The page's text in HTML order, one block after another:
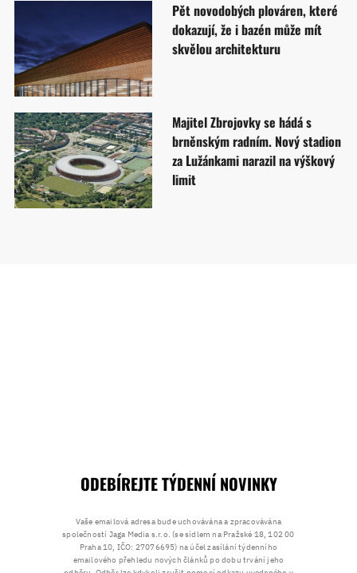
Pět novodobých plováren, které
dokazují, že i bazén může mít
skvělou architekturu
Majitel Zbrojovky se hádá s
brněnským radním. Nový stadion
za Lužánkami narazil na výškový
limit
ODEBÍREJTE TÝDENNÍ NOVINKY
Vaše emailová adresa bude uchovávána a zpracovávána
společností Jaga Media s.r.o. (se sídlem na Pražské 18, 102 00
Praha 10, IČO: 27076695) na účel zasílání týdenního
emailového přehledu nových článků po dobu trvání jeho